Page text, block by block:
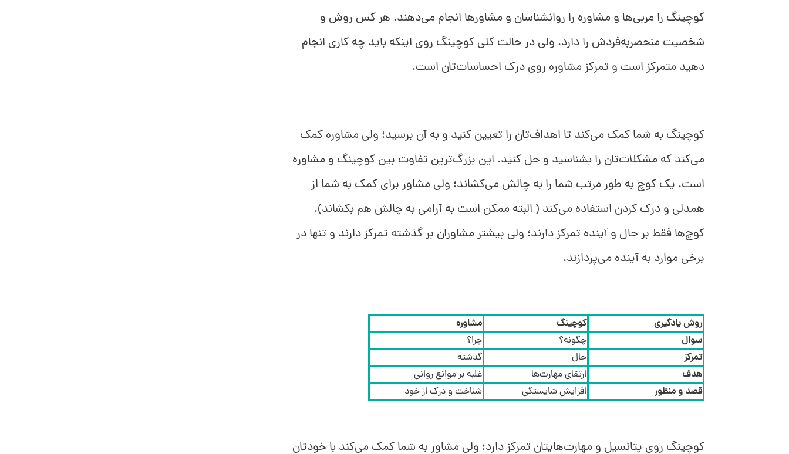
کوچینگ را مربی‌ها و مشاوره را روانشناسان و مشاورها انجام می‌دهند. هر کس روش و
شخصیت منحصربه‌فردش را دارد. ولی در حالت کلی کوچینگ روی اینکه باید چه کاری انجام
دهید متمرکز است و تمرکز مشاوره روی درک احساسات‌تان است.
کوچینگ به شما کمک می‌کند تا اهداف‌تان را تعیین کنید و به آن برسید؛ ولی مشاوره کمک
می‌کند که مشکلات‌تان را بشناسید و حل کنید. این بزرگ‌ترین تفاوت بین کوچینگ و مشاوره
است. یک کوچ به طور مرتب شما را به چالش می‌کشاند؛ ولی مشاور برای کمک به شما از
همدلی و درک کردن استفاده می‌کند ( البته ممکن است به آرامی به چالش هم بکشاند).
کوچ‌ها فقط بر حال و آینده تمرکز دارند؛ ولی بیشتر مشاوران بر گذشته تمرکز دارند و تنها در
برخی موارد به آینده می‌پردازند.
روش یادگیری کوچینگ
مشاوره
سوال
چگونه؟
چرا؟
تمرکز
حال
گذشته
هدف
ارتقای مهارت‌ها
غلبه بر موانع روانی
قصد و منظور
افزایش شایستگی شناخت و درک از خود
کوچینگ روی پتانسیل و مهارت‌هایتان تمرکز دارد؛ ولی مشاور به شما کمک می‌کند با خودتان